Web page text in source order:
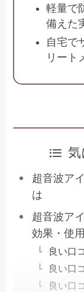
軽量で
備えた
自宅で
リート
超音波ア
は
超音波ア
効果・使
良い口
良い口
良い口